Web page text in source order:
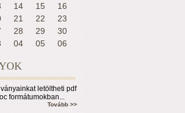
14 15
16
21 22
23
28 29
30
04 05 06
letöltheti pdf
formátumokban...
Tovább >>